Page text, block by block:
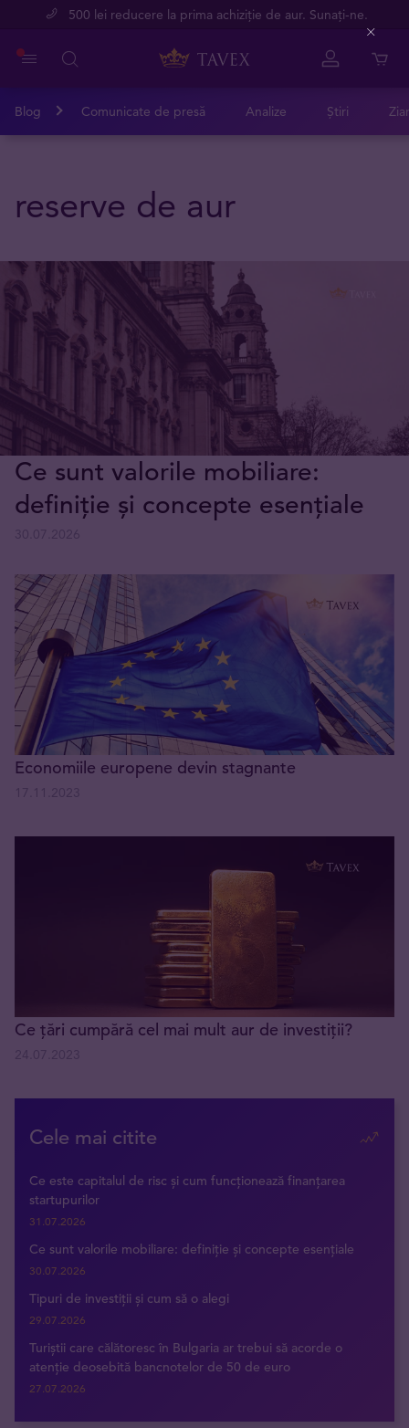
500 lei reducere la prima achiziție de aur. Sunați-ne.
Blog Comunicate de presă Analize Știri
reserve de aur
Ce sunt valorile mobiliare:
definiție și concepte esențiale
Economiile europene devin stagnante
Ce țări cumpără cel mai mult aur de investiții?
Cele mai citite
Ce este capitalul de risc și cum funcționează finanțarea
startupurilor
31.07.2026
Ce sunt valorile mobiliare: definiție și concepte esențiale
30.07.2026
Tipuri de investiții și cum să o alegi
29.07.2026
Turiștii care călătoresc în Bulgaria ar trebui să acorde o
atenție deosebită bancnotelor de 50 de euro
27.07.2026
Close